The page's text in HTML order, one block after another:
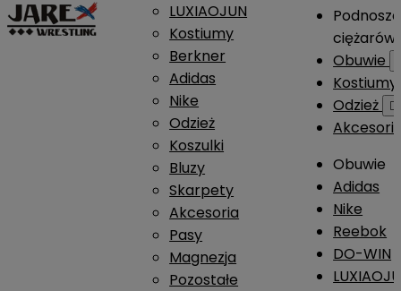
LUXIAOJUN
Kostiumy
Berkner
Adidas
Nike
Odzież
Koszulki
Bluzy
Skarpety
Akcesoria
Pasy
Magnezja
Pozostałe
ciężarów
Obuwie
Kostiumy
Odzież

Obuwie
Adidas
Nike
Reebok
DO-WIN